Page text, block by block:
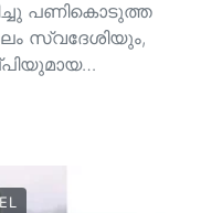
പണികൊടുത്ത
സ്വദേശിയും,